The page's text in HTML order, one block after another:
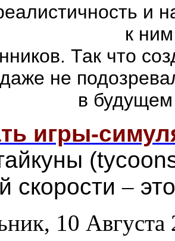
и
к
Так что
не
в будущем
игры-
скорости–
10 Августа